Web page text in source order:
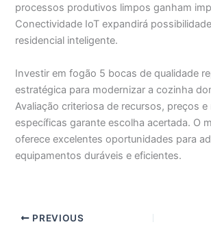
processos produtivos limpos ganham
Conectividade IoT expandirá
residencial inteligente.
Investir em fogão 5 bocas de qualidade
estratégica para modernizar a cozinha
Avaliação criteriosa de recursos, preços
específicas garante escolha acertada. O
oferece excelentes oportunidades para
equipamentos duráveis e eficientes.
PREVIOUS